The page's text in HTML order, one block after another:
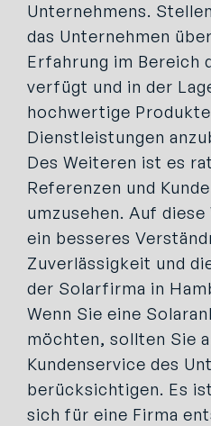
Unternehmens.
das Unternehmen
Erfahrung im Bereich
verfügt und in der
hochwertige
Dienstleistungen
Des Weiteren ist es
Referenzen und
umzusehen. Auf
ein besseres
Zuverlässigkeit und
der Solarfirma in
Wenn Sie eine
möchten, sollten Sie
Kundenservice des
berücksichtigen. Es
sich für eine Firma